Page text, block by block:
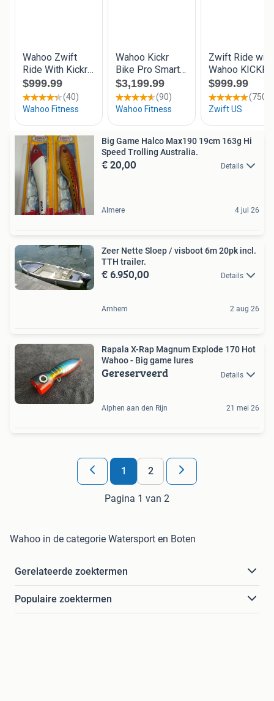
Big Game Halco Max190 19cm 163g Hi
Speed Trolling Australia.
€ 20,00 Details
Almere 4 jul 26
Zeer Nette Sloep / visboot 6m 20pk incl.
TTH trailer.
€ 6.950,00 Details
Arnhem 2 aug 26
Rapala X-Rap Magnum Explode 170 Hot
Wahoo - Big game lures
Gereserveerd Details
Alphen aan den Rijn 21 mei 26
1 2
Pagina 1 van 2
Wahoo in de categorie Watersport en Boten
Gerelateerde zoektermen
Populaire zoektermen